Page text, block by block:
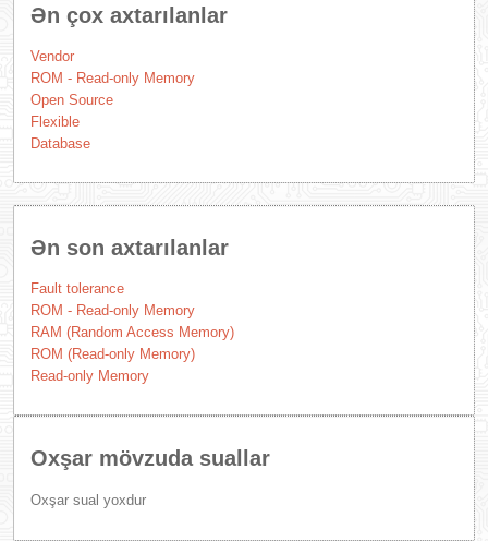
Ən çox axtarılanlar
Vendor
ROM - Read-only Memory
Open Source
Flexible
Database
Ən son axtarılanlar
Fault tolerance
ROM - Read-only Memory
RAM (Random Access Memory)
ROM (Read-only Memory)
Read-only Memory
Oxşar mövzuda suallar
Oxşar sual yoxdur